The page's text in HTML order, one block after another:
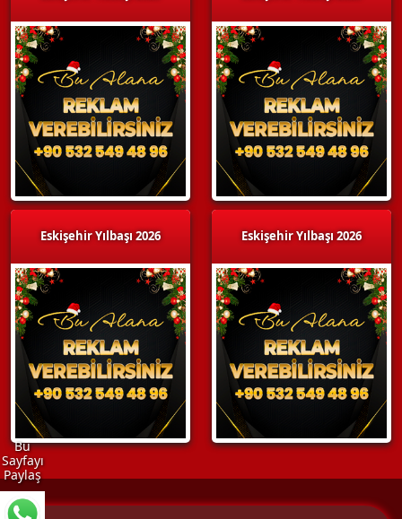
Eskişehir Yılbaşı 2026 Eskişehir Yılbaşı 2026
Bu
Sayfayı
Paylaş